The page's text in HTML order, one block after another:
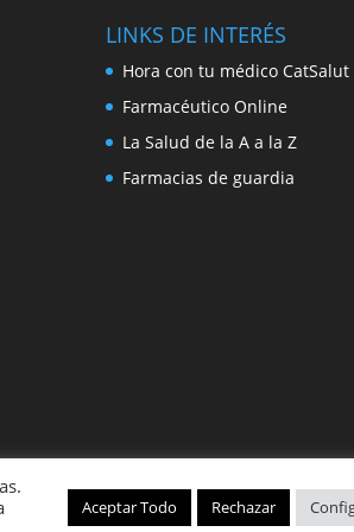
LINKS DE INTERÉS
Hora con tu médico CatSalut
Farmacéutico Online
La Salud de la A a la Z
Farmacias de guardia
Aceptar Todo Rechazar